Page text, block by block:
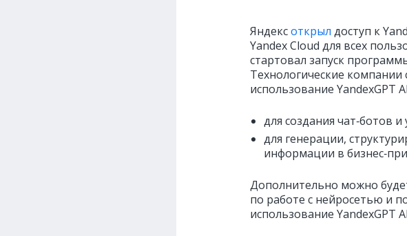
Яндексоткрыл доступ к
Yandex Cloud для всех
стартовал запуск
Технологические компании
использование YandexGPT
для создания чат‑ботов
для генерации,
информации в
Дополнительно можно
по работе с нейросетью и
использование YandexGPT